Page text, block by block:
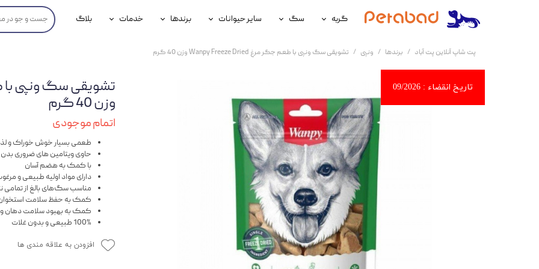
گربه
غذای گربه
آرایشی و بهداشتی گربه
سگ
غذای سگ
آرایشی و بهداشتی سگ
سایر حیوانات
محصولات پرندگان
برندها
جوسرا
خدمات بلاگ
پت شاپ آنلاین پت آباد برندها ونپی تشویقی سگ ونپی با طعم جگر مرغ Wanpy Freeze Dried وزن 40 گرم
وزن 40 گرم
اتمام موجودی
طعمی بسیار خوش خوراک و
حاوی ویتامین های ضروری
با کمک به هضم آسان
دارای مواد اولیه طبیعی و
مناسب سگ‌های بالغ از تمامی
کمک به حفظ سلامت
کمک به بهبود سلامت دهان و
100% طبیعی و بدون غلات
افزودن به علاقه مندی ها